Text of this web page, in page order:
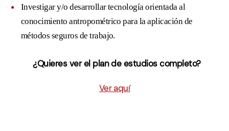
Investigar y/o desarrollar tecnología orientada al
conocimiento antropométrico para la aplicación de
métodos seguros de trabajo.
¿Quieres ver el plan de estudios completo?
Ver aquí